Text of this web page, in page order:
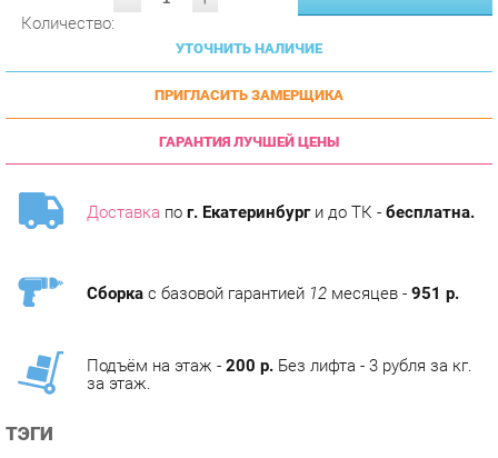
УТОЧНИТЬ НАЛИЧИЕ
ПРИГЛАСИТЬ ЗАМЕРЩИКА
ГАРАНТИЯ ЛУЧШЕЙ ЦЕНЫ
Доставкапог. Екатеринбурги до ТК -бесплатна.
ТЭГИ